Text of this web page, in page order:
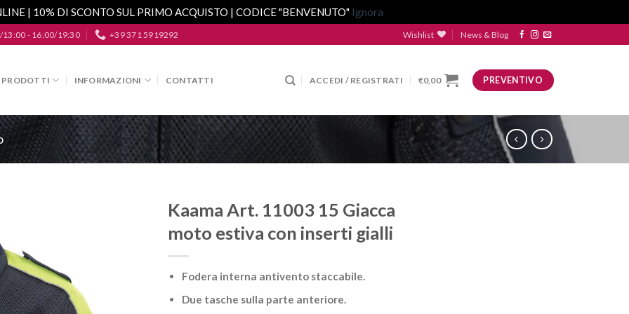
| 10% DI SCONTO SUL PRIMO ACQUISTO | CODICE "BENVENUTO" Ignora
13:00 - 16:00/19:30 +39 371 5919292 Wishlist News & Blog
PRODOTTI INFORMAZIONI CONTATTI ACCEDI / REGISTRATI €0,00 PREVENTIVO
Kaama Art. 11003 15 Giacca
moto estiva con inserti gialli
Fodera interna antivento staccabile.
Due tasche sulla parte anteriore.